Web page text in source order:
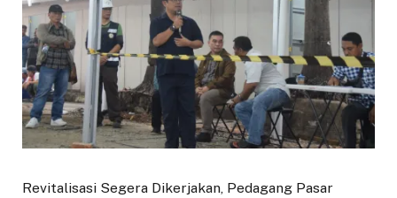
Revitalisasi Segera Dikerjakan, Pedagang Pasar